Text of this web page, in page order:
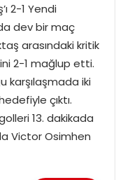
2-1 Yendi
dev bir maç
arasındaki kritik
2-1 mağlup etti.
karşılaşmada iki
çıktı.
13. dakikada
Victor Osimhen